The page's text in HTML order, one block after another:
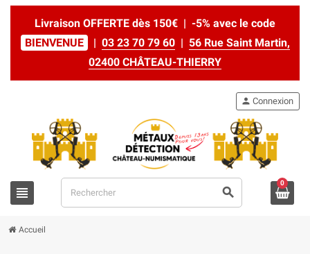
Livraison OFFERTE dès 150€ | -5% avec le code
BIENVENUE
| 03 23 70 79 60| 56 Rue Saint Martin,
02400 CHÂTEAU-THIERRY
view_headline search
person Connexion
0
Accueil